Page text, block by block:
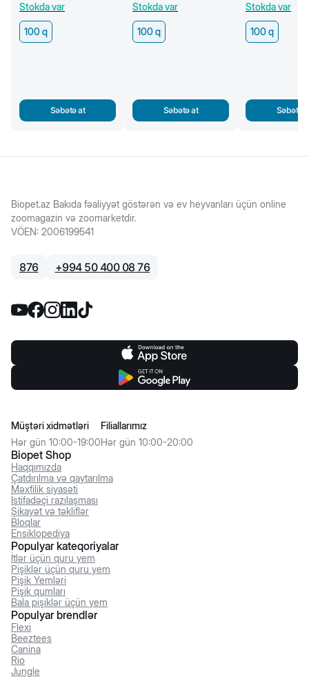
100 q
Stokda var
100 q
Səbətə at
Stokda var
100 q
Səbətə at
Stokda var
100 q
Səbətə
Biopet.az Bakıda fəaliyyət göstərən və ev heyvanları üçün online
zoomagazin və zoomarketdir.
VÖEN: 2006199541
876 +994 50 400 08 76
Biopet Shop
Haqqımızda
Çatdırılma və qaytarılma
Məxfilik siyasəti
İstifadəçi razılaşması
Şikayət və təkliflər
Bloqlar
Ensiklopediya
Müştəri xidmətləri
Hər gün 10:00-19:00
Filiallarımız
Hər gün 10:00-20:00
Populyar kateqoriyalar
İtlər üçün quru yem
Pişiklər üçün quru yem
Pişik Yemləri
Pişik qumları
Bala pişiklər üçün yem
Populyar brendlər
Flexi
Beeztees
Canina
Rio
Jungle